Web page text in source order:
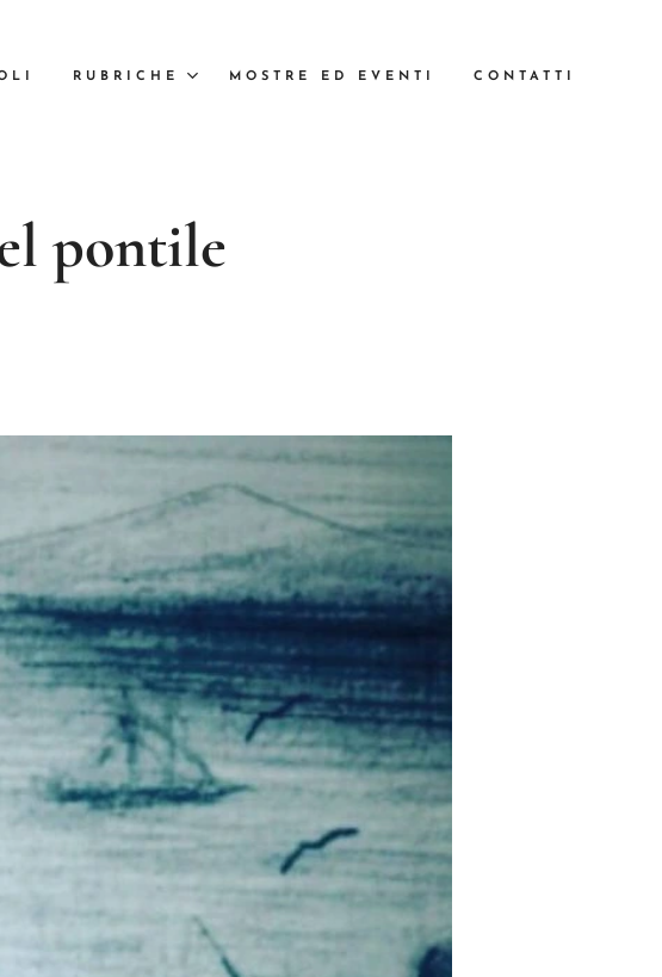
RUBRICHE MOSTRE ED EVENTI CONTATTI
pontile